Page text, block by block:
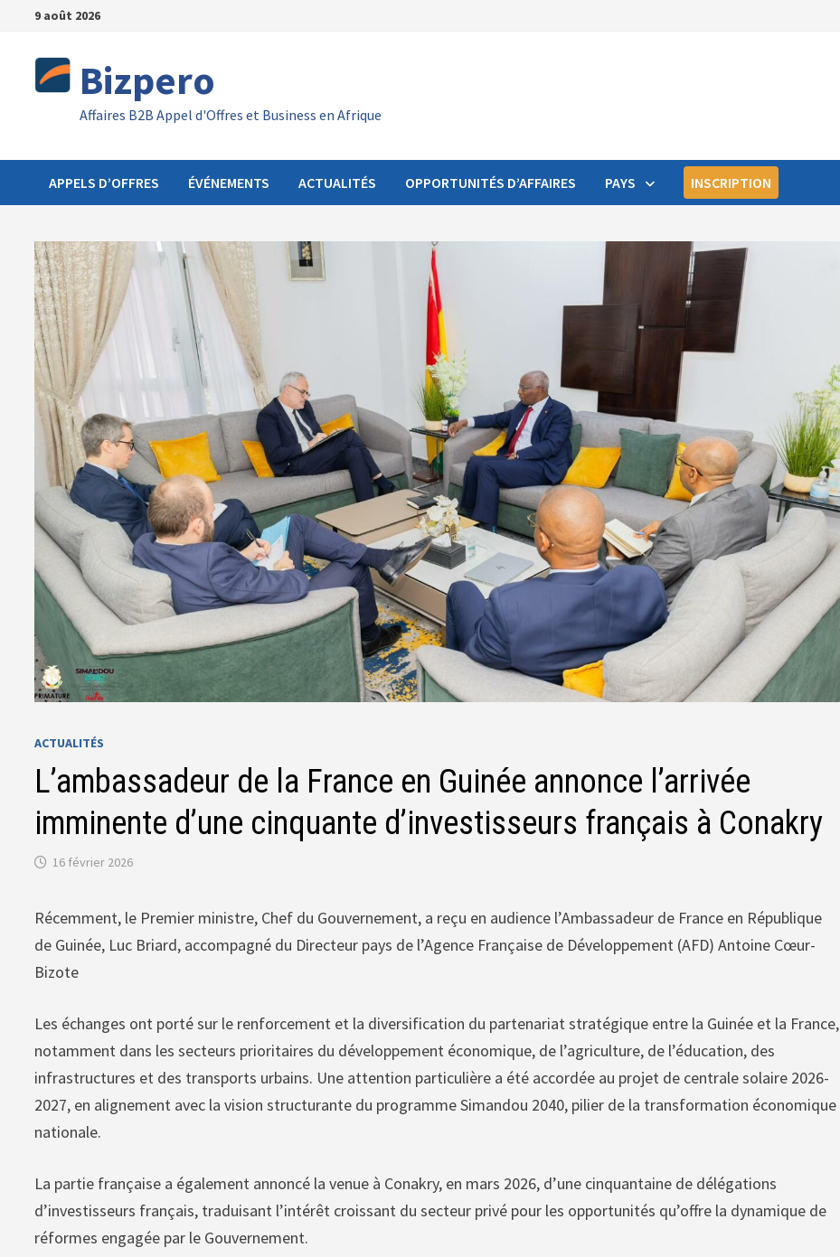
Passer
contenu
9 août 2026
Bizpero
Affaires B2B Appel d'Offres et Business en Afrique
APPELS D’OFFRES ÉVÉNEMENTS ACTUALITÉS OPPORTUNITÉS D’AFFAIRES PAYS INSCRIPTION
ACTUALITÉS
L’ambassadeur de la France en Guinée annonce l’arrivée
imminente d’une cinquante d’investisseurs français à Conakry
16 février 2026
Récemment, le Premier ministre, Chef du Gouvernement, a reçu en audience l’Ambassadeur de France en République
de Guinée, Luc Briard, accompagné du Directeur pays de l’Agence Française de Développement (AFD) Antoine Cœur-
Bizote
Les échanges ont porté sur le renforcement et la diversification du partenariat stratégique entre la Guinée et la France,
notamment dans les secteurs prioritaires du développement économique, de l’agriculture, de l’éducation, des
infrastructures et des transports urbains. Une attention particulière a été accordée au projet de centrale solaire 2026-
2027, en alignement avec la vision structurante du programme Simandou 2040, pilier de la transformation économique
nationale.
La partie française a également annoncé la venue à Conakry, en mars 2026, d’une cinquantaine de délégations
d’investisseurs français, traduisant l’intérêt croissant du secteur privé pour les opportunités qu’offre la dynamique de
réformes engagée par le Gouvernement.